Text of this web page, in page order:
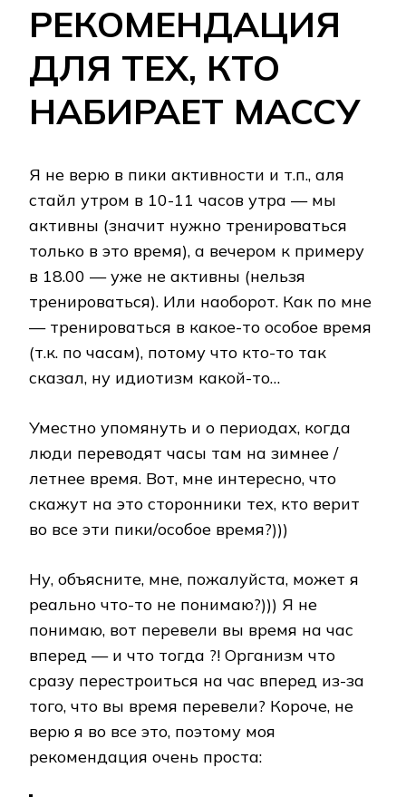
РЕКОМЕНДАЦИЯ
ДЛЯ ТЕХ, КТО
НАБИРАЕТ МАССУ
Я не верю в пики активности и т.п., аля
стайл утром в 10-11 часов утра — мы
активны (значит нужно тренироваться
только в это время), а вечером к примеру
в 18.00 — уже не активны (нельзя
тренироваться). Или наоборот. Как по мне
— тренироваться в какое-то особое время
(т.к. по часам), потому что кто-то так
сказал, ну идиотизм какой-то…
Уместно упомянуть и о периодах, когда
люди переводят часы там на зимнее /
летнее время. Вот, мне интересно, что
скажут на это сторонники тех, кто верит
во все эти пики/особое время?)))
Ну, объясните, мне, пожалуйста, может я
реально что-то не понимаю?))) Я не
понимаю, вот перевели вы время на час
вперед — и что тогда ?! Организм что
сразу перестроиться на час вперед из-за
того, что вы время перевели? Короче, не
верю я во все это, поэтому моя
рекомендация очень проста: